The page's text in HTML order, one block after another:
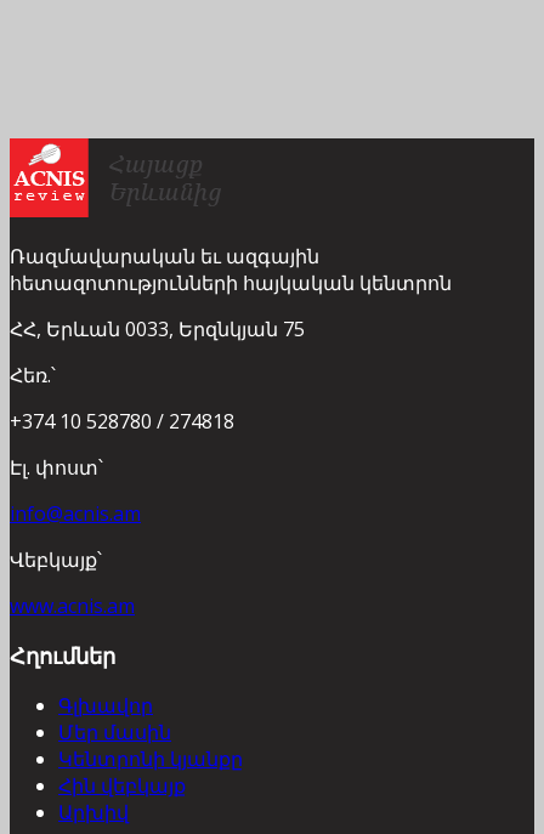
Ռազմավարական եւ ազգային
հետազոտությունների հայկական կենտրոն
ՀՀ, Երևան 0033, Երզնկյան 75
Հեռ.՝
+374 10 528780 / 274818
Էլ. փոստ՝
info@acnis.am
Վեբկայք՝
www.acnis.am
Հղումներ
Գլխավոր
Մեր մասին
Կենտրոնի կյանքը
Հին վեբկայք
Արխիվ